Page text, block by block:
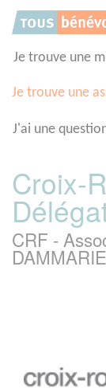
Je trouve une
Je trouve une
J'ai une
Croix-
CRF -
Panneau de gestion